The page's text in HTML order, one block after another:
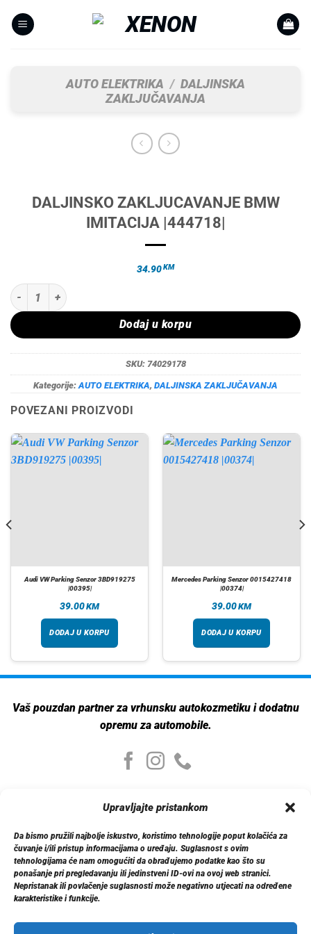
Upravljajte pristankom
Da bismo pružili najbolje iskustvo, koristimo tehnologije poput kolačića za
čuvanje i/ili pristup informacijama o uređaju. Suglasnost s ovim
tehnologijama će nam omogućiti da obrađujemo podatke kao što su
ponašanje pri pregledavanju ili jedinstveni ID-ovi na ovoj web stranici.
Nepristanak ili povlačenje suglasnosti može negativno utjecati na određene
karakteristike i funkcije.
AUTO ELEKTRIKA / DALJINSKA
ZAKLJUČAVANJA
DALJINSKO ZAKLJUCAVANJE BMW
IMITACIJA |444718|
34.90KM
DALJINSKO ZAKLJUCAVANJE BMW IMITACIJA |444718| količina
Dodaj u korpu
SKU: 74029178
Kategorije: AUTO ELEKTRIKA, DALJINSKA ZAKLJUČAVANJA
POVEZANI PROIZVODI
Audi VW Parking Senzor 3BD919275
|00395|
39.00KM
DODAJ U KORPU
Mercedes Parking Senzor 0015427418
|00374|
39.00KM
DODAJ U KORPU
Vaš pouzdan partner za vrhunsku autokozmetiku i dodatnu
opremu za automobile.
Moj nalog
Moj nalog
Moje narudžbe
Detalji računa
Log out
Informacije